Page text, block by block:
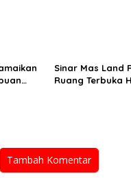
Sinar Mas Land
Ruang Terbuka
Tambah Komentar